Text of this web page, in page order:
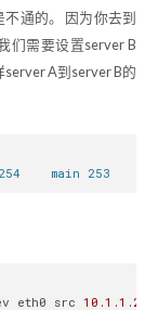
通的。 因为你去到
们需要设置server B
A到server B的
main 253
eth0 src 10.1 .1 .247